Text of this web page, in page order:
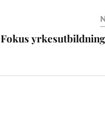
Fokus